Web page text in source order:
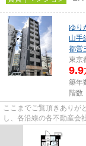
ゆり
山手
都営
東京
9.9
築年
階数
ここまでご覧頂きありが
し、各沿線の各不動産会